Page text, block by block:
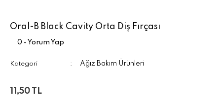
Oral-B Black Cavity Orta Diş Fırçası
0 - Yorum Yap
Kategori Ağız Bakım Ürünleri
11,50 TL